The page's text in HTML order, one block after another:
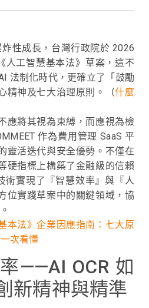
性成長，台灣行政院於 2026
人工智慧基本法》草案，這不
法制化時代，更確立了「鼓勵
精神及七大治理原則。（什麼
應將其視為束縛，而應視為檢
作為費用管理 SaaS 平
靈活迭代與安全優勢。不僅在
硬指標上構築了金融級的信賴
術實現了『智慧效率』與『人
位實踐草案中的關鍵領域，協
本法》企業因應指南：七大原
次看懂
——AI OCR 如
新精神與精準